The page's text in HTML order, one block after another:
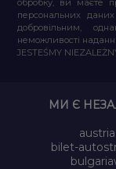
обробку, ви маєте
персональних
добровільним,
неможливості
JESTEŚMY
МИ Є
bilet-